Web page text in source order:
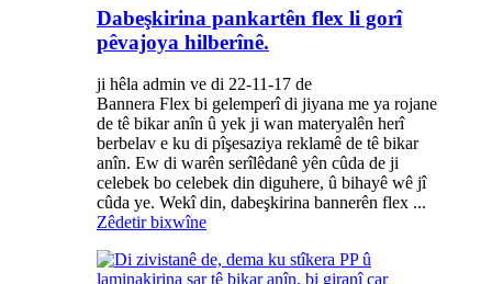
Dabeşkirina pankartên flex li gorî
pêvajoya hilberînê.
ji hêla admin ve di 22-11-17 de
Bannera Flex bi gelemperî di jiyana me ya rojane
de tê bikar anîn û yek ji wan materyalên herî
berbelav e ku di pîşesaziya reklamê de tê bikar
anîn. Ew di warên serîlêdanê yên cûda de ji
celebek bo celebek din diguhere, û bihayê wê jî
cûda ye. Wekî din, dabeşkirina bannerên flex ...
Zêdetir bixwîne